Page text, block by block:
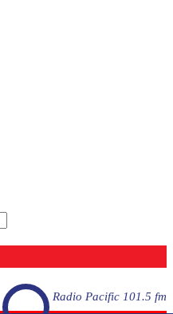
Radio Pacific 101.5 fm